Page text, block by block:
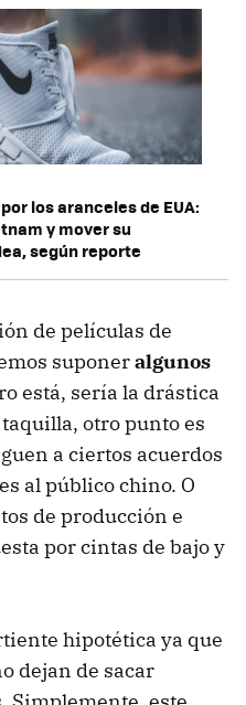
los aranceles de EUA:
y mover su
según reporte
de películas de
suponeralgunos
está, sería la drástica
otro punto es
a ciertos acuerdos
al público chino. O
de producción e
por cintas de bajo y
hipotética ya que
dejan de sacar